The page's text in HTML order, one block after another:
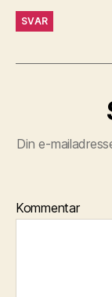
SVAR
Din e-
Kommentar